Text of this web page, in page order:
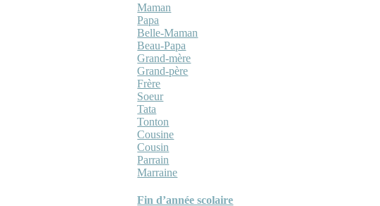
Maman
Papa
Belle-Maman
Beau-Papa
Grand-mère
Grand-père
Frère
Soeur
Tata
Tonton
Cousine
Cousin
Parrain
Marraine
Fin d’année scolaire